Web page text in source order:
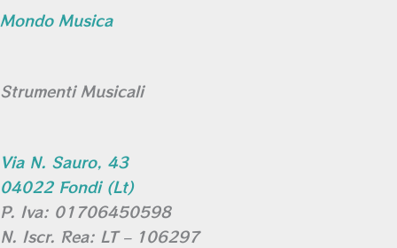
Mondo Musica
Strumenti Musicali
Via N. Sauro, 43
04022 Fondi (Lt)
P. Iva: 01706450598
N. Iscr. Rea: LT – 106297